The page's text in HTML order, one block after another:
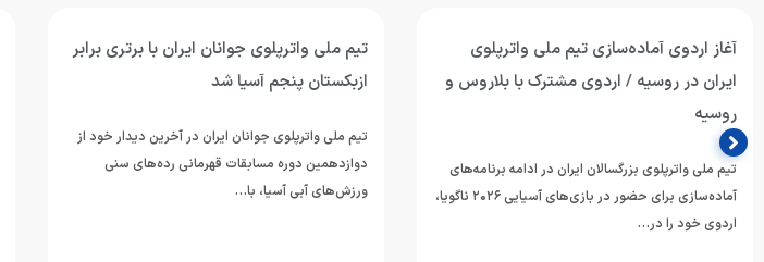
تیم ملی واترپلوی جوانان ایران با برتری برابر
ازبکستان پنجم آسیا شد
تیم ملی واترپلوی جوانان ایران در آخرین دیدار خود از
دوازدهمین دوره مسابقات قهرمانی رده‌های سنی
ورزش‌های آبی آسیا، با…
پیروزی پرگل جوانان واترپلوی ایران برابر
عربستان؛ تقابل با ازبکستان برای عنوان
تیم ملی واترپلوی جوانان ایران در ادامه رقابت‌های
دوازدهمین دوره مسابقات قهرمانی رده‌های سنی